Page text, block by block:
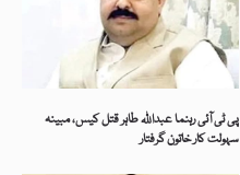
پی ٹی آئی رہنما عبداللہ طاہر قتل کیس، مبینہ
سہولت کار خاتون گرفتار